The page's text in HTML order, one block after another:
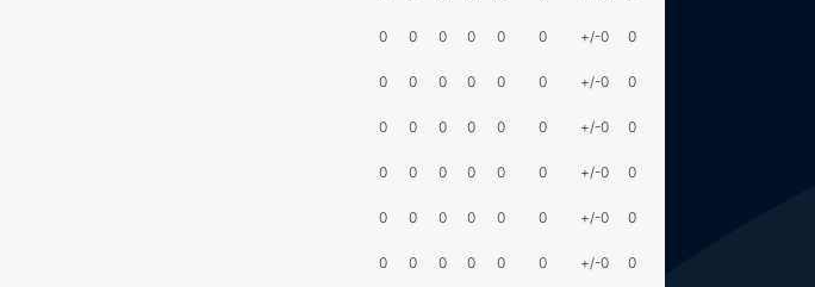
0 0 0 0 0 0 +/-0 0
0 0 0 0 0 0 +/-0 0
0 0 0 0 0 0 +/-0 0
0 0 0 0 0 0 +/-0 0
0 0 0 0 0 0 +/-0 0
0 0 0 0 0 0 +/-0 0